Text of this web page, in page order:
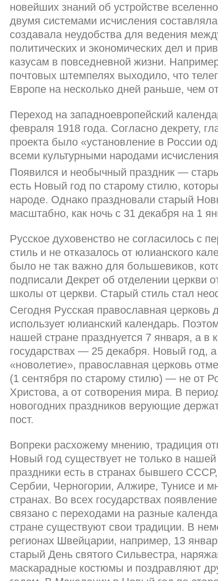
новейших знаний об устройстве
двумя системами исчисления
создавала неудобства для ведения
политических и экономических дел и
казусам в повседневной жизни.
почтовых штемпелях выходило, что
Европе на несколько дней раньше, чем
Переход на западноевропейский
февраля 1918 года. Согласно декрету,
проекта было «установление в России
всеми культурными народами
Появился и необычный праздник —
есть Новый год по старому стилю,
народе. Однако праздновали старый
масштабно, как ночь с 31 декабря на 1
Русское духовенство не согласилось с
стиль и не отказалось от юлианского
было не так важно для большевиков,
подписали Декрет об отделении церкви
школы от церкви. Старый стиль стал
Сегодня Русская православная церковь
использует юлианский календарь.
нашей стране празднуется 7 января, а в
государствах — 25 декабря. Новый год, а
«новолетие», православная церковь
(1 сентября по старому стилю) — не от
Христова, а от сотворения мира. В
новогодних праздников верующие
пост.
Вопреки расхожему мнению, традиция
Новый год существует не только в
праздники есть в странах бывшего
Сербии, Черногории, Алжире, Тунисе и
странах. Во всех государствах
связано с переходами на разные
стране существуют свои традиции. В
регионах Швейцарии, например, 13
старый День святого Сильвестра,
маскарадные костюмы и поздравляют